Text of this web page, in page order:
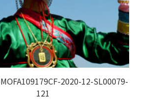
2020-12-SL00079-
121